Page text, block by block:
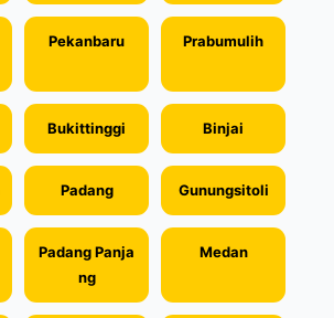
Pekanbaru Prabumulih
Bukittinggi Binjai
Padang Gunungsitoli
Padang Panja
ng
Medan